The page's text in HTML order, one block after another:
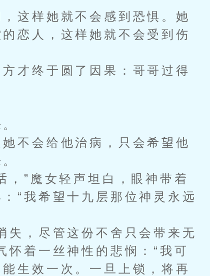
这样她就不会感到恐惧。她
恋人，这样她就不会受到伤
才终于圆了因果：哥哥过得
不会给他治病，只会希望他
”魔女轻声坦白，眼神带着
“我希望十九层那位神灵永远
，尽管这份不舍只会带来无
怀着一丝神性的悲悯：“我可
生效一次。一旦上锁，将再